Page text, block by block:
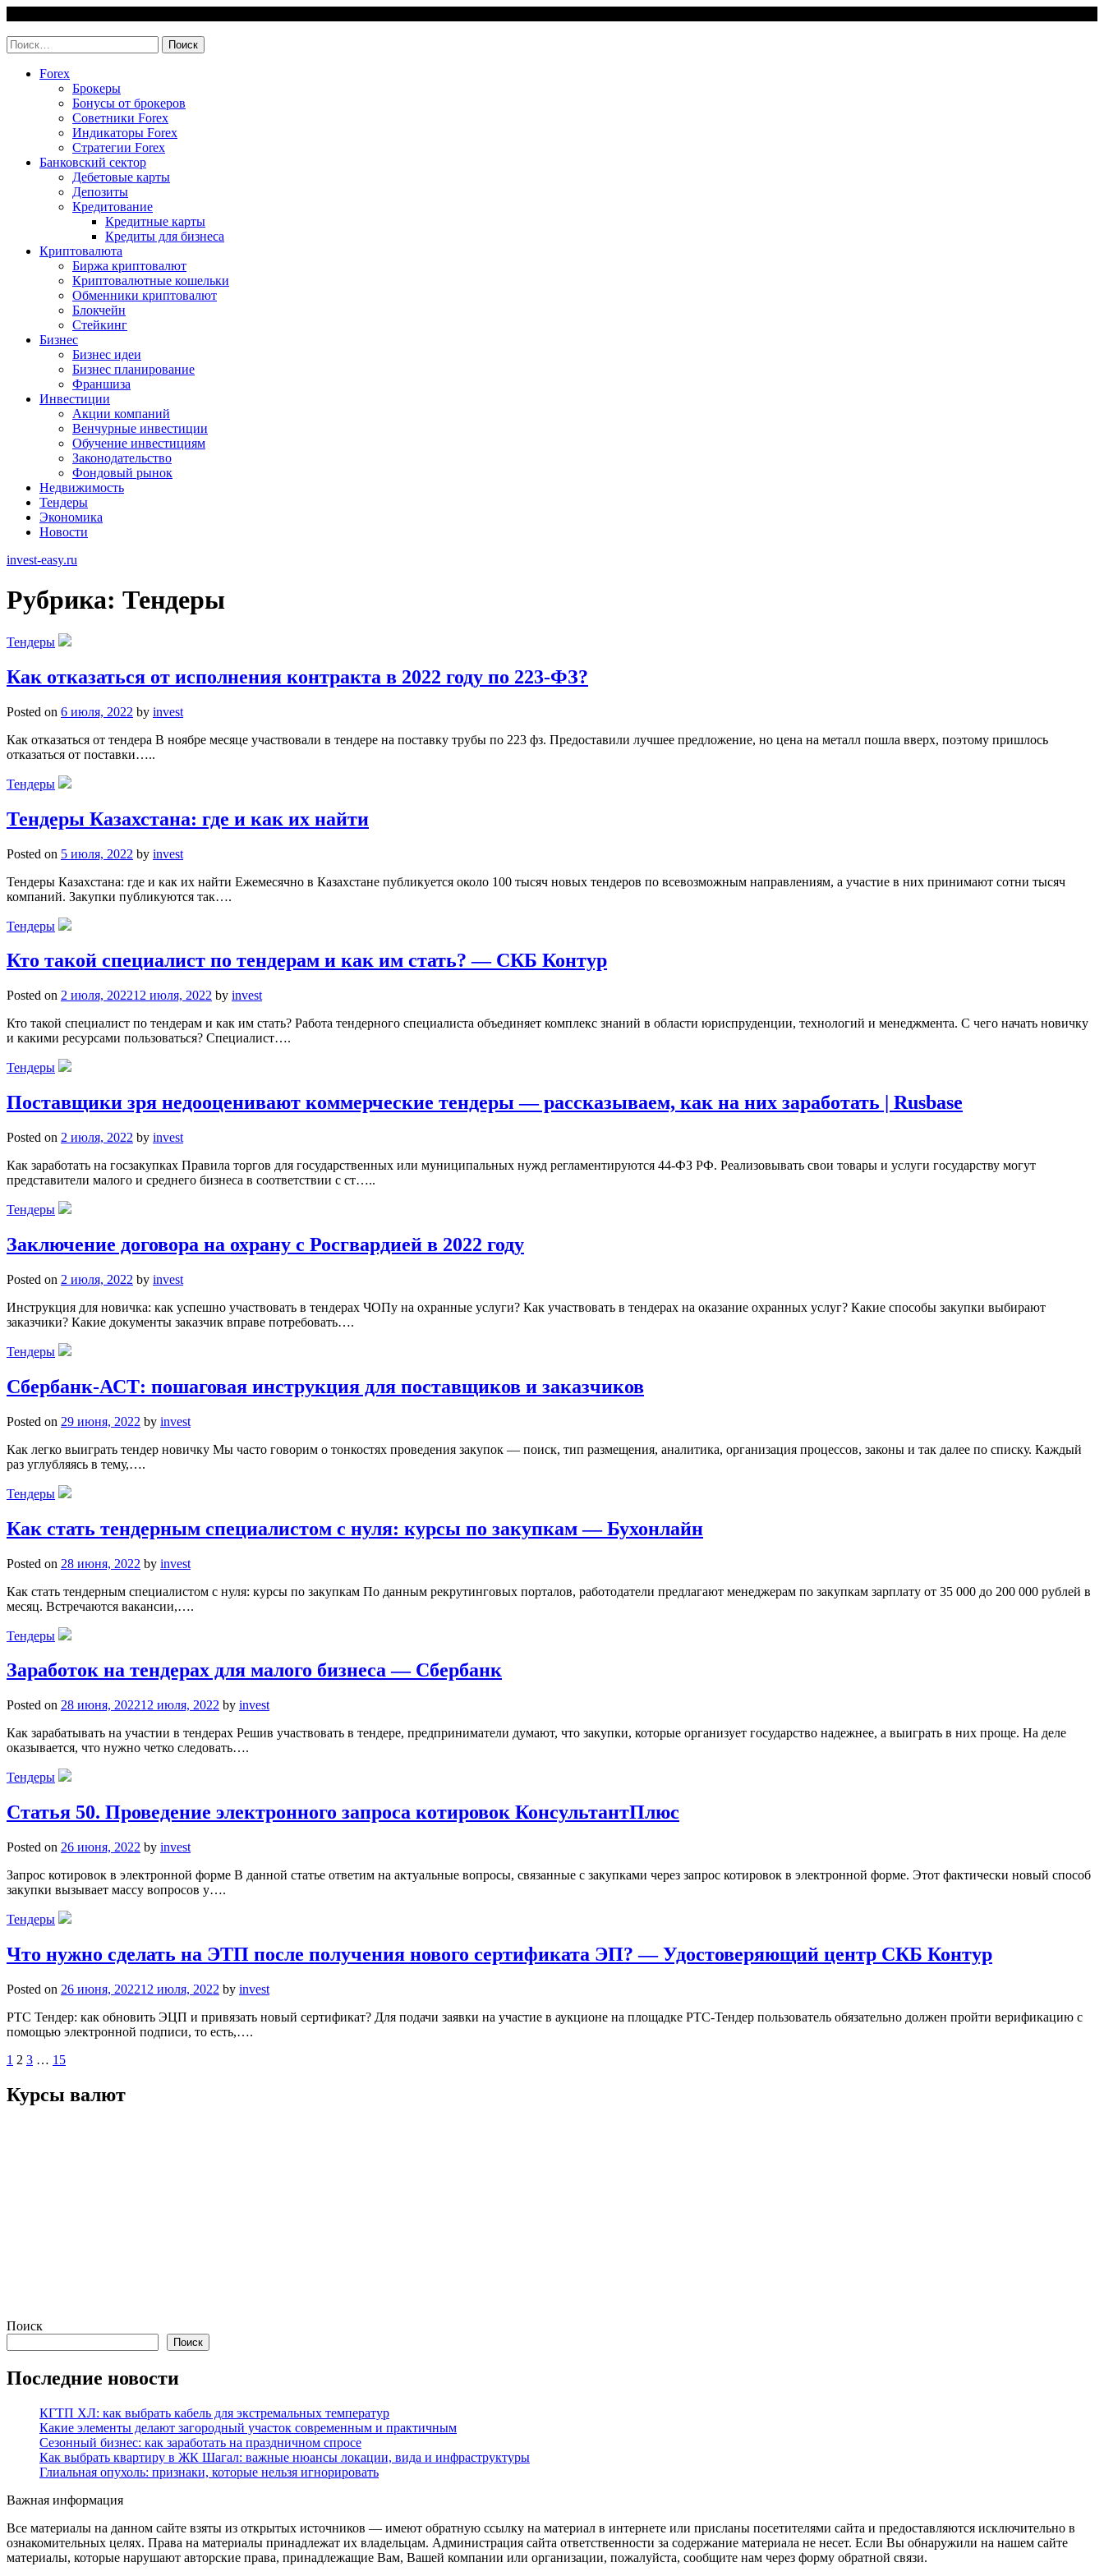
content
Найти:
Forex
Брокеры
Бонусы от брокеров
Советники Forex
Индикаторы Forex
Стратегии Forex
Банковский сектор
Дебетовые карты
Депозиты
Кредитование
Кредитные карты
Кредиты для бизнеса
Криптовалюта
Биржа криптовалют
Криптовалютные кошельки
Обменники криптовалют
Блокчейн
Стейкинг
Бизнес
Бизнес идеи
Бизнес планирование
Франшиза
Инвестиции
Акции компаний
Венчурные инвестиции
Обучение инвестициям
Законодательство
Фондовый рынок
Недвижимость
Тендеры
Экономика
Новости
invest-easy.ru
Рубрика: Тендеры
Тендеры
Как отказаться от исполнения контракта в 2022 году по 223-ФЗ?
Posted on 6 июля, 2022 by invest
Как отказаться от тендера В ноябре месяце участвовали в тендере на поставку трубы по 223 фз. Предоставили лучшее предложение, но цена на металл пошла вверх, поэтому пришлось
отказаться от поставки…..
Тендеры
Тендеры Казахстана: где и как их найти
Posted on 5 июля, 2022 by invest
Тендеры Казахстана: где и как их найти Ежемесячно в Казахстане публикуется около 100 тысяч новых тендеров по всевозможным направлениям, а участие в них принимают сотни тысяч
компаний. Закупки публикуются так….
Тендеры
Кто такой специалист по тендерам и как им стать? — СКБ Контур
Posted on 2 июля, 202212 июля, 2022 by invest
Кто такой специалист по тендерам и как им стать? Работа тендерного специалиста объединяет комплекс знаний в области юриспруденции, технологий и менеджмента. С чего начать новичку
и какими ресурсами пользоваться? Специалист….
Тендеры
Поставщики зря недооценивают коммерческие тендеры — рассказываем, как на них заработать | Rusbase
Posted on 2 июля, 2022 by invest
Как заработать на госзакупках Правила торгов для государственных или муниципальных нужд регламентируются 44-ФЗ РФ. Реализовывать свои товары и услуги государству могут
представители малого и среднего бизнеса в соответствии с ст…..
Тендеры
Заключение договора на охрану с Росгвардией в 2022 году
Posted on 2 июля, 2022 by invest
Инструкция для новичка: как успешно участвовать в тендерах ЧОПу на охранные услуги? Как участвовать в тендерах на оказание охранных услуг? Какие способы закупки выбирают
заказчики? Какие документы заказчик вправе потребовать….
Тендеры
Сбербанк-АСТ: пошаговая инструкция для поставщиков и заказчиков
Posted on 29 июня, 2022 by invest
Как легко выиграть тендер новичку Мы часто говорим о тонкостях проведения закупок — поиск, тип размещения, аналитика, организация процессов, законы и так далее по списку. Каждый
раз углубляясь в тему,….
Тендеры
Как стать тендерным специалистом с нуля: курсы по закупкам — Бухонлайн
Posted on 28 июня, 2022 by invest
Как стать тендерным специалистом с нуля: курсы по закупкам По данным рекрутинговых порталов, работодатели предлагают менеджерам по закупкам зарплату от 35 000 до 200 000 рублей в
месяц. Встречаются вакансии,….
Тендеры
Заработок на тендерах для малого бизнеса — Сбербанк
Posted on 28 июня, 202212 июля, 2022 by invest
Как зарабатывать на участии в тендерах Решив участвовать в тендере, предприниматели думают, что закупки, которые организует государство надежнее, а выиграть в них проще. На деле
оказывается, что нужно четко следовать….
Тендеры
Статья 50. Проведение электронного запроса котировок КонсультантПлюс
Posted on 26 июня, 2022 by invest
Запрос котировок в электронной форме В данной статье ответим на актуальные вопросы, связанные с закупками через запрос котировок в электронной форме. Этот фактически новый способ
закупки вызывает массу вопросов у….
Тендеры
Что нужно сделать на ЭТП после получения нового сертификата ЭП? — Удостоверяющий центр СКБ Контур
Posted on 26 июня, 202212 июля, 2022 by invest
РТС Тендер: как обновить ЭЦП и привязать новый сертификат? Для подачи заявки на участие в аукционе на площадке РТС-Тендер пользователь обязательно должен пройти верификацию с
помощью электронной подписи, то есть,….
Пагинация
записей
1 2 3 … 15
Курсы валют
Поиск
Поиск
Последние новости
КГТП ХЛ: как выбрать кабель для экстремальных температур
Какие элементы делают загородный участок современным и практичным
Сезонный бизнес: как заработать на праздничном спросе
Как выбрать квартиру в ЖК Шагал: важные нюансы локации, вида и инфраструктуры
Глиальная опухоль: признаки, которые нельзя игнорировать
Важная информация
Все материалы на данном сайте взяты из открытых источников — имеют обратную ссылку на материал в интернете или присланы посетителями сайта и предоставляются исключительно в
ознакомительных целях. Права на материалы принадлежат их владельцам. Администрация сайта ответственности за содержание материала не несет. Если Вы обнаружили на нашем сайте
материалы, которые нарушают авторские права, принадлежащие Вам, Вашей компании или организации, пожалуйста, сообщите нам через форму обратной связи.